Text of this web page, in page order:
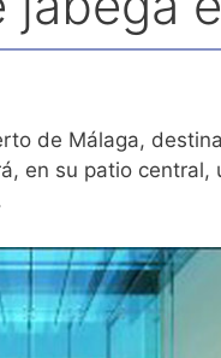
de Málaga,
en su patio